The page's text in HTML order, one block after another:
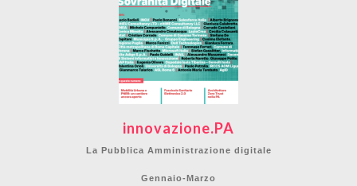
innovazione.PA
La Pubblica Amministrazione digitale
Gennaio-Marzo